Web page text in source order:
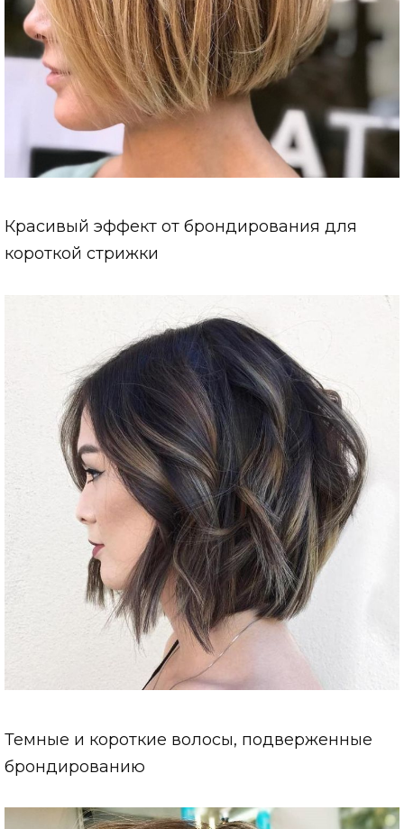
Красивый эффект от брондирования для
короткой стрижки
Темные и короткие волосы, подверженные
брондированию